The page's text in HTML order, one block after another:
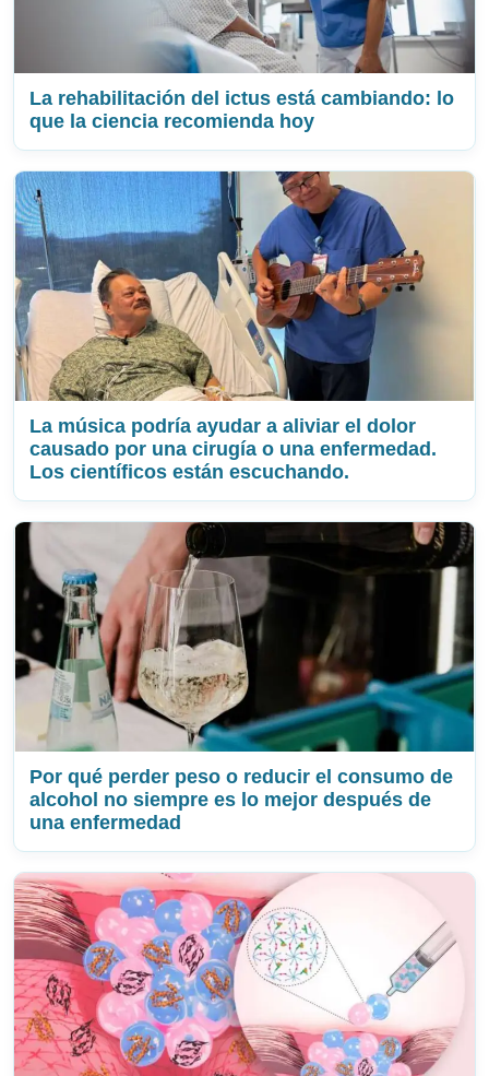
La rehabilitación del ictus está cambiando: lo
que la ciencia recomienda hoy
La música podría ayudar a aliviar el dolor
causado por una cirugía o una enfermedad.
Los científicos están escuchando.
Por qué perder peso o reducir el consumo de
alcohol no siempre es lo mejor después de
una enfermedad